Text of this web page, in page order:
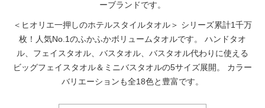
ーブランドです。
＜ヒオリエ一押しのホテルスタイルタオル＞ シリーズ累計1千万
枚！人気No.1のふかふかボリュームタオルです。
ハンドタオ
ル、フェイスタオル、バスタオル、バスタオル代わりに使える
ビッグフェイスタオル＆ミニバスタオルの5サイズ展開。
カラー
バリエーションも全18色と豊富です。